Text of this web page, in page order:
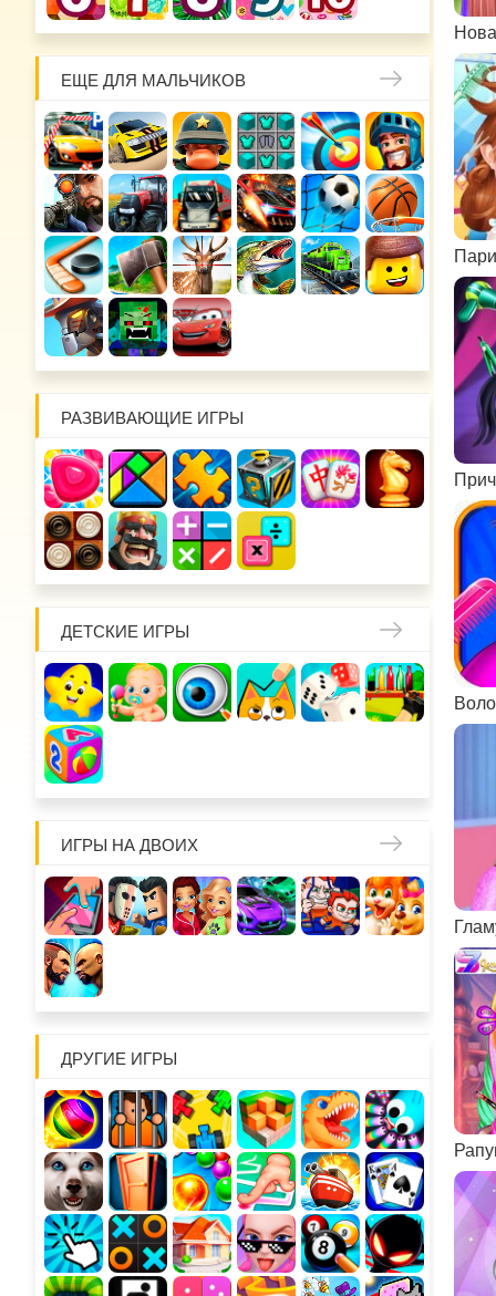
ЕЩЕ ДЛЯ МАЛЬЧИКОВ
РАЗВИВАЮЩИЕ ИГРЫ
ДЕТСКИЕ ИГРЫ
ИГРЫ НА ДВОИХ
ДРУГИЕ ИГРЫ